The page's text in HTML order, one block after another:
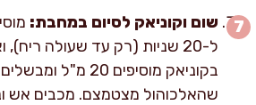
שום וקוניאק לסיום במחבת:
ל-20 שניות (רק עד שעולה
שהאלכוהול מצטמצם. מכבים אש